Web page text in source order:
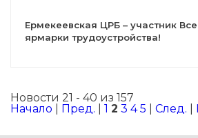
Ермекеевская ЦРБ – участник
ярмарки трудоустройства!
Новости 21 - 40 из 157
Начало
Пред. 1 2 3 4 5 След.